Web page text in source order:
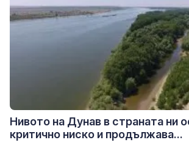
Нивото на Дунав в страната ни
критично ниско и продължава...